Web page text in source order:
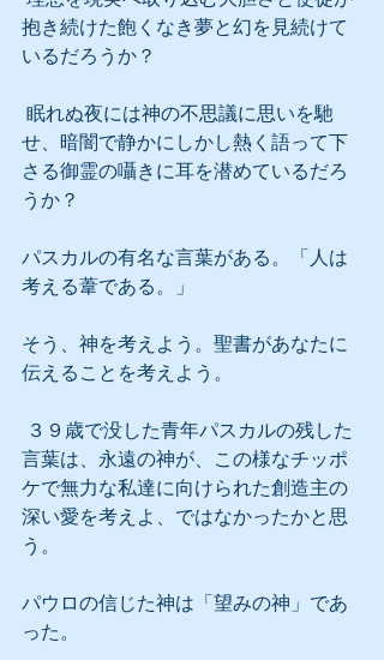
抱き続けた飽くなき夢と幻を見続けて
いるだろうか？
せ、暗闇で静かにしかし熱く語って下
さる御霊の囁きに耳を潜めているだろ
うか？
パスカルの有名な言葉がある。「人は
考える葦である。」
そう、神を考えよう。聖書があなたに
伝えることを考えよう。
言葉は、永遠の神が、この様なチッポ
ケで無力な私達に向けられた創造主の
深い愛を考えよ、ではなかったかと思
う。
パウロの信じた神は「望みの神」であ
った。